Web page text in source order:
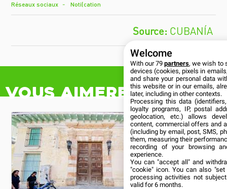
Réseaux sociaux Notification
CUBANÍA
Vous aimerez aussi
Welcome
With our 79partners, we wish to
devices (cookies, pixels in
and share your personal data
this website or in our emails,
later, including in other contexts.
Processing this data
loyalty programs, IP, postal
geolocation, etc.) allows
content, commercial offers and
(including by email, post, SMS,
them, measuring their
recording of your browsing
experience.
You can "accept all" and
"cookie" icon. You can also
processing activities not
valid for 6 months.